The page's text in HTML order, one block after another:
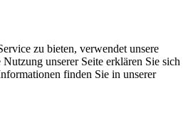
zu bieten, verwendet unsere
unserer Seite erklären Sie sich
finden Sie in unserer